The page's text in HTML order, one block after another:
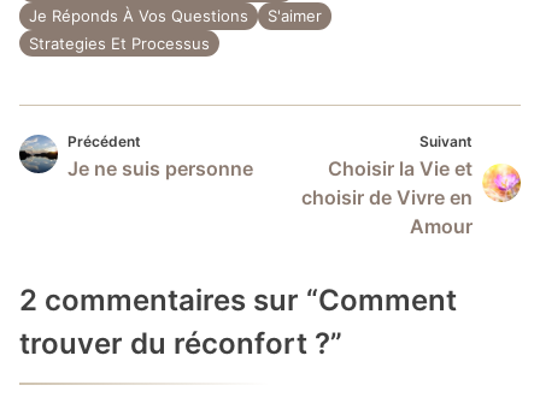
Je Réponds À Vos Questions
S'aimer
Strategies Et Processus
Navigation
Précédent
Je ne suis personne
Suivant
Choisir la Vie et
choisir de Vivre en
Amour
2 commentaires sur “Comment
trouver du réconfort ?”